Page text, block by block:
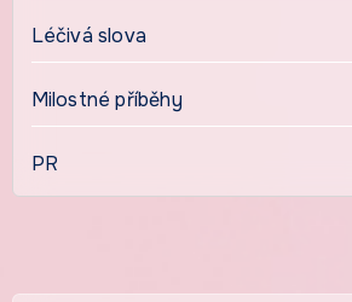
Léčivá slova
Milostné příběhy
PR